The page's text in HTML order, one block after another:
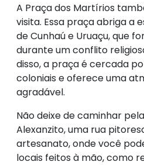
A Praça dos Martírios
visita. Essa praça abriga a
de Cunhaú e Uruaçu, que
durante um conflito
disso, a praça é cercada
coloniais e oferece uma
agradável.
Não deixe de caminhar
Alexanzito, uma rua
artesanato, onde você
locais feitos à mão, como